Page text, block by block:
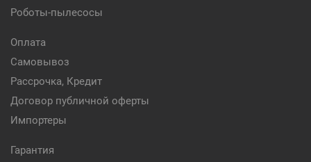
Роботы-пылесосы
Оплата
Самовывоз
Рассрочка, Кредит
Договор публичной оферты
Импортеры
Гарантия